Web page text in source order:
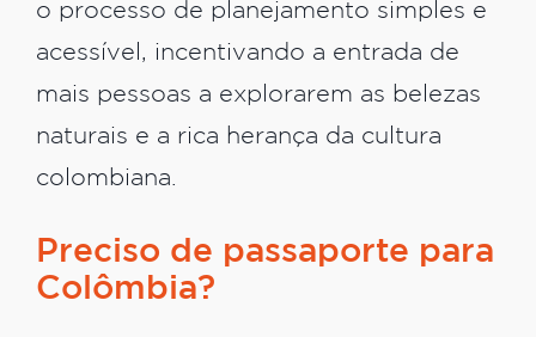
o processo de planejamento simples e
acessível, incentivando a entrada de
mais pessoas a explorarem as belezas
naturais e a rica herança da cultura
colombiana.
Preciso de passaporte para
Colômbia?